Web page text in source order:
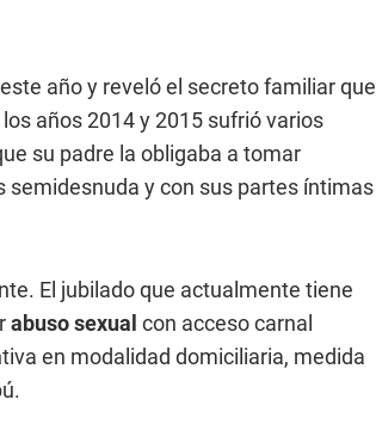
año y reveló el secreto familiar que
años 2014 y 2015 sufrió varios
su padre la obligaba a tomar
y con sus partes íntimas
El jubilado que actualmente tiene
abuso sexual con acceso carnal
en modalidad domiciliaria, medida